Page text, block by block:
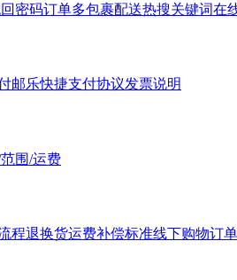
密码订单多包裹配送热搜关键词在
邮乐快捷支付协议发票说明
围/运费
程退换货运费补偿标准线下购物订